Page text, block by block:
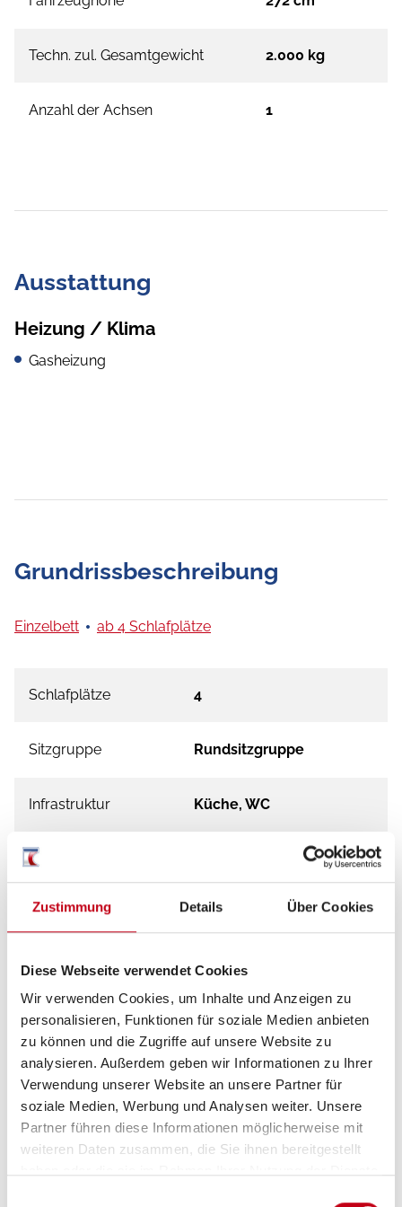
Zustimmung Details Über Cookies
Diese Webseite verwendet Cookies
Wir verwenden Cookies, um Inhalte und Anzeigen zu
personalisieren, Funktionen für soziale Medien anbieten
zu können und die Zugriffe auf unsere Website zu
analysieren. Außerdem geben wir Informationen zu Ihrer
Verwendung unserer Website an unsere Partner für
soziale Medien, Werbung und Analysen weiter. Unsere
Partner führen diese Informationen möglicherweise mit
weiteren Daten zusammen, die Sie ihnen bereitgestellt
Techn. zul. Gesamtgewicht 2.000 kg
Anzahl der Achsen 1
Ausstattung
Heizung / Klima
Gasheizung
Grundrissbeschreibung
Einzelbett ab 4 Schlafplätze
Schlafplätze 4
Sitzgruppe Rundsitzgruppe
Infrastruktur Küche, WC
Betten